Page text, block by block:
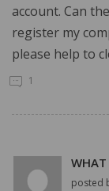
account. Can
register my
please help to
1
WHAT
posted